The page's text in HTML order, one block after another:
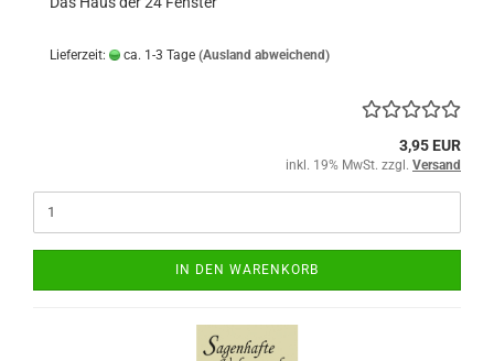
Lieferzeit: ca. 1-3 Tage (Ausland abweichend)
3,95 EUR
inkl. 19% MwSt. zzgl. Versand
IN DEN WARENKORB